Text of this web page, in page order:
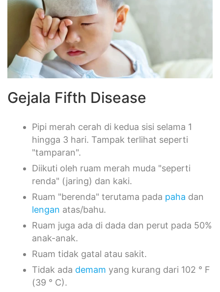
Gejala Fifth Disease
Pipi merah cerah di kedua sisi selama 1
hingga 3 hari. Tampak terlihat seperti
"tamparan".
Diikuti oleh ruam merah muda "seperti
renda" (jaring) dan kaki.
Ruam "berenda" terutama pada paha dan
lengan atas/bahu.
Ruam juga ada di dada dan perut pada 50%
anak-anak.
Ruam tidak gatal atau sakit.
Tidak ada demam yang kurang dari 102 ° F
(39 ° C).